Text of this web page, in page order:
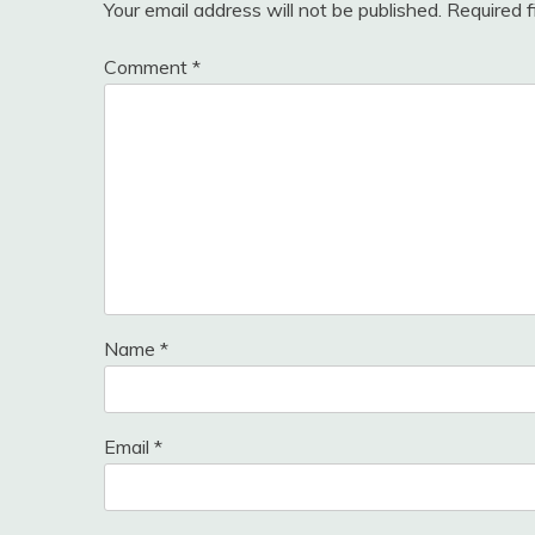
Your email address will not be published. Required
Comment *
Name *
Email *